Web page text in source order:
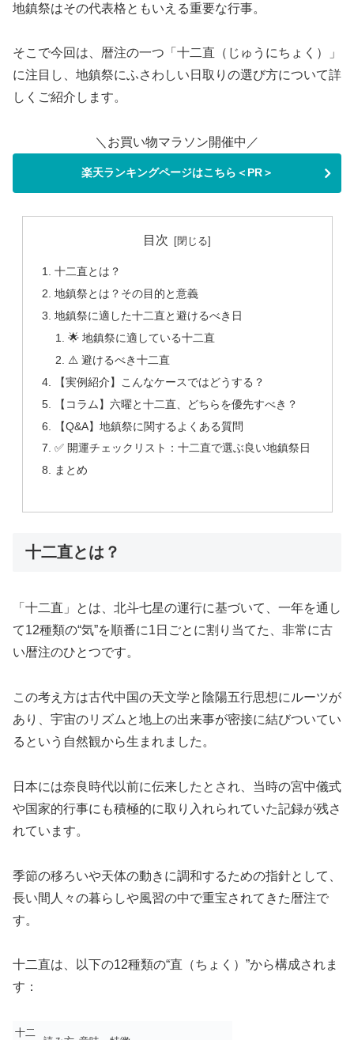
地鎮祭はその代表格ともいえる重要な行事。
そこで今回は、暦注の一つ「十二直（じゅうにちょく）」
に注目し、地鎮祭にふさわしい日取りの選び方について詳
しくご紹介します。
＼お買い物マラソン開催中／
楽天ランキングページはこちら＜PR＞
目次
十二直とは？
地鎮祭とは？その目的と意義
地鎮祭に適した十二直と避けるべき日
🌟 地鎮祭に適している十二直
⚠️ 避けるべき十二直
【実例紹介】こんなケースではどうする？
【コラム】六曜と十二直、どちらを優先すべき？
【Q&A】地鎮祭に関するよくある質問
✅ 開運チェックリスト：十二直で選ぶ良い地鎮祭日
まとめ
十二直とは？
「十二直」とは、北斗七星の運行に基づいて、一年を通し
て12種類の“気”を順番に1日ごとに割り当てた、非常に古
い暦注のひとつです。
この考え方は古代中国の天文学と陰陽五行思想にルーツが
あり、宇宙のリズムと地上の出来事が密接に結びついてい
るという自然観から生まれました。
日本には奈良時代以前に伝来したとされ、当時の宮中儀式
や国家的行事にも積極的に取り入れられていた記録が残さ
れています。
季節の移ろいや天体の動きに調和するための指針として、
長い間人々の暮らしや風習の中で重宝されてきた暦注で
す。
十二直は、以下の12種類の“直（ちょく）”から構成されま
す：
十二